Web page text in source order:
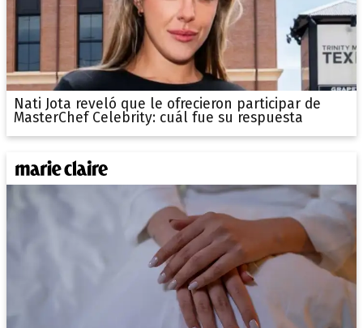
Nati Jota reveló que le ofrecieron participar de
MasterChef Celebrity: cuál fue su respuesta